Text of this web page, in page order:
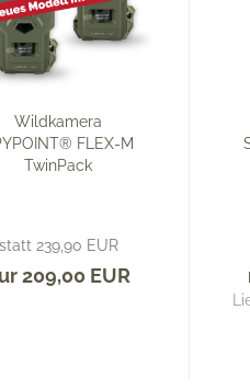
Wildkamera
FLEX-M
TwinPack
statt 239,90 EUR
209,00 EUR